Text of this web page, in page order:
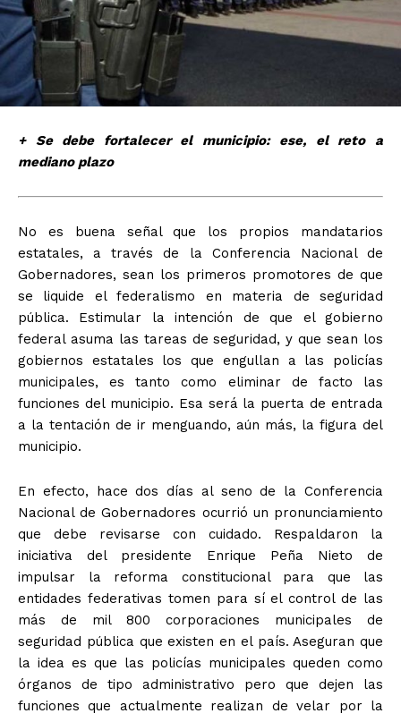
+ Se debe fortalecer el municipio: ese, el reto a
mediano plazo
No es buena señal que los propios mandatarios
estatales, a través de la Conferencia Nacional de
Gobernadores, sean los primeros promotores de que
se liquide el federalismo en materia de seguridad
pública. Estimular la intención de que el gobierno
federal asuma las tareas de seguridad, y que sean los
gobiernos estatales los que engullan a las policías
municipales, es tanto como eliminar de facto las
funciones del municipio. Esa será la puerta de entrada
a la tentación de ir menguando, aún más, la figura del
municipio.
En efecto, hace dos días al seno de la Conferencia
Nacional de Gobernadores ocurrió un pronunciamiento
que debe revisarse con cuidado. Respaldaron la
iniciativa del presidente Enrique Peña Nieto de
impulsar la reforma constitucional para que las
entidades federativas tomen para sí el control de las
más de mil 800 corporaciones municipales de
seguridad pública que existen en el país. Aseguran que
la idea es que las policías municipales queden como
órganos de tipo administrativo pero que dejen las
funciones que actualmente realizan de velar por la